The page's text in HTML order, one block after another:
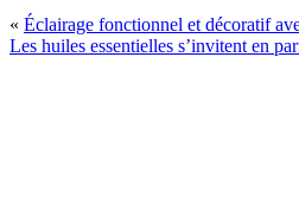
« Éclairage fonctionnel et décoratif
Les huiles essentielles s’invitent en